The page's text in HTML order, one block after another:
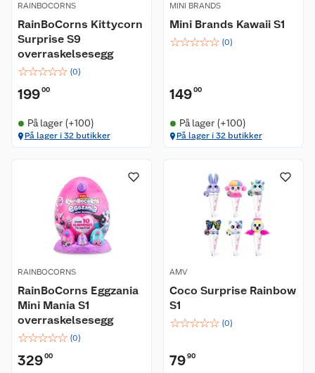
RAINBOCORNS
RainBoCorns Kittycorn
Surprise S9
overraskelsesegg
☆☆☆☆☆ (0)
19900
På lager (+100)
På lager i 32 butikker
MINI BRANDS
Mini Brands Kawaii S1
☆☆☆☆☆ (0)
14900
På lager (+100)
På lager i 32 butikker
RAINBOCORNS
RainBoCorns Eggzania
Mini Mania S1
overraskelsesegg
☆☆☆☆☆ (0)
32900
AMV
Coco Surprise Rainbow
S1
☆☆☆☆☆ (0)
7990